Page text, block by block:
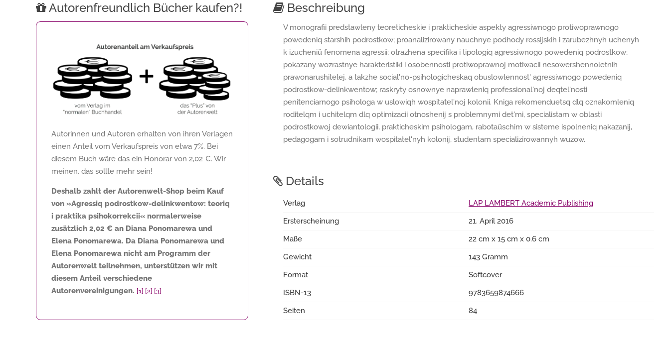
Autorenfreundlich Bücher kaufen?!
Autorinnen und Autoren erhalten von ihren Verlagen
einen Anteil vom Verkaufspreis von etwa 7%. Bei
diesem Buch wäre das ein Honorar von 2,02 €. Wir
meinen, das sollte mehr sein!
Deshalb zahlt der Autorenwelt-Shop beim Kauf
von »Agressiq podrostkow-delinkwentow: teoriq
i praktika psihokorrekcii« normalerweise
zusätzlich 2,02 € an Diana Ponomarewa und
Elena Ponomarewa. Da Diana Ponomarewa und
Elena Ponomarewa nicht am Programm der
Autorenwelt teilnehmen, unterstützen wir mit
diesem Anteil verschiedene
Autorenvereinigungen. [1] [2] [3]
Beschreibung
V monografii predstawleny teoreticheskie i prakticheskie aspekty agressiwnogo protiwoprawnogo
powedeniq starshih podrostkow; proanalizirowany nauchnye podhody rossijskih i zarubezhnyh uchenyh
k izucheniü fenomena agressii; otrazhena specifika i tipologiq agressiwnogo powedeniq podrostkow;
pokazany wozrastnye harakteristiki i osobennosti protiwoprawnoj motiwacii nesowershennoletnih
prawonarushitelej, a takzhe social'no-psihologicheskaq obuslowlennost' agressiwnogo powedeniq
podrostkow-delinkwentow; raskryty osnownye naprawleniq professional'noj deqtel'nosti
penitenciarnogo psihologa w uslowiqh wospitatel'noj kolonii. Kniga rekomenduetsq dlq oznakomleniq
roditelqm i uchitelqm dlq optimizacii otnoshenij s problemnymi det'mi, specialistam w oblasti
podrostkowoj dewiantologii, prakticheskim psihologam, rabotaüschim w sisteme ispolneniq nakazanij,
pedagogam i sotrudnikam wospitatel'nyh kolonij, studentam specializirowannyh wuzow.
Details
Verlag
LAP LAMBERT Academic Publishing
Ersterscheinung
21. April 2016
Maße
22 cm x 15 cm x 0.6 cm
Gewicht
143 Gramm
Format
Softcover
ISBN-13
9783659874666
Seiten
84